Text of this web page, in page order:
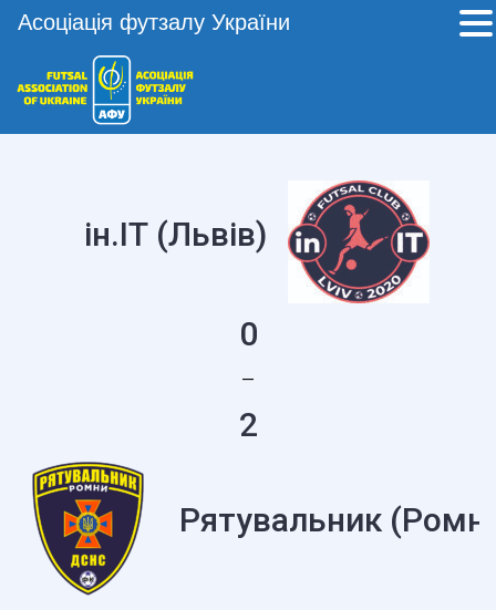
ін.ІТ (Львів)
0
—
2
Рятувальник
Асоціація футзалу України